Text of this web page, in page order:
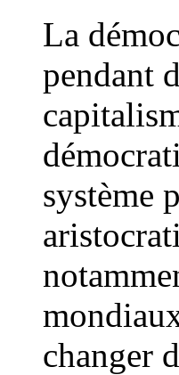
La
pendant
système
changer